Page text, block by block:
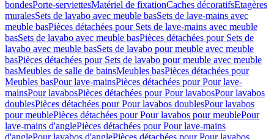
bondesPorte-serviettesMatériel de fixationCaches décoratifsEtagères
muralesSets de lavabo avec meuble basSets de lave-mains avec
meuble basPièces détachées pour Sets de lave-mains avec meuble
basSets de lavabo avec meuble basPièces détachées pour Sets de
lavabo avec meuble basSets de lavabo pour meuble avec meuble
basPièces détachées pour Sets de lavabo pour meuble avec meuble
basMeubles de salle de bainsMeubles basPièces détachées pour
Meubles basPour lave-mainsPièces détachées pour Pour lave-
mainsPour lavabosPièces détachées pour Pour lavabosPour lavabos
doublesPièces détachées pour Pour lavabos doublesPour lavabos
pour meublePièces détachées pour Pour lavabos pour meublePour
lave-mains d'anglePièces détachées pour Pour lave-mains
d'anglePour lavabos d'anglePièces détachées pour Pour lavabos